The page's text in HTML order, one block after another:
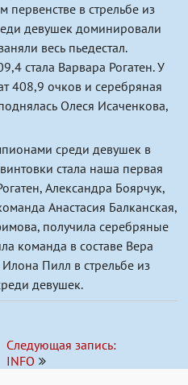
в стрельбе из
девушек доминировали
весь пьедестал.
стала Варвара Рогатен. У
408,9 очков и серебряная
Олеся Исаченкова,
среди девушек в
стала наша первая
Александра Боярчук,
Анастасия Балканская,
получила серебряные
команда в составе Вера
Пилл в стрельбе из
девушек.
Следующая запись:
INFO